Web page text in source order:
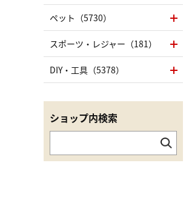
ペット（5730）
スポーツ・レジャー（181）
DIY・工具（5378）
ショップ内検索